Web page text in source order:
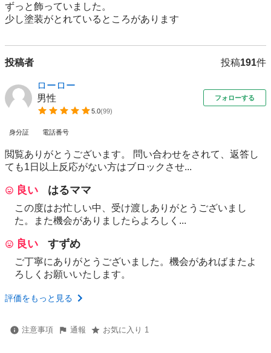
ずっと飾っていました。
投稿者 投稿191件
ローロー
男性
5.0(99)
フォローする
身分証 電話番号
閲覧ありがとうございます。 問い合わせをされて、返答し
ても1日以上反応がない方はブロックさせ...
良い はるママ
この度はお忙しい中、受け渡しありがとうございまし
た。また機会がありましたらよろしく...
良い すずめ
ご丁寧にありがとうございました。機会があればまたよ
ろしくお願いいたします。
評価をもっと見る
注意事項 通報 お気に入り 1